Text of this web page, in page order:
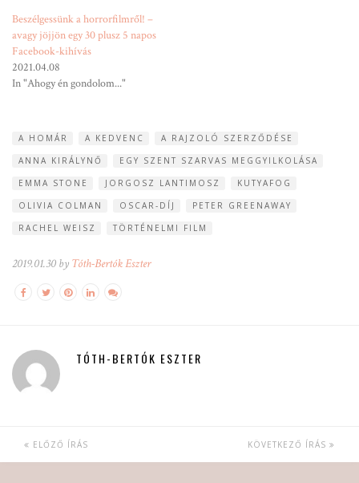
Beszélgessünk a horrorfilmről! –
avagy jöjjön egy 30 plusz 5 napos
Facebook-kihívás
2021.04.08
In "Ahogy én gondolom..."
A HOMÁR A KEDVENC
A RAJZOLÓ SZERZŐDÉSE
ANNA KIRÁLYNŐ
EGY SZENT SZARVAS MEGGYILKOLÁSA
EMMA STONE
JORGOSZ LANTIMOSZ
KUTYAFOG
OLIVIA COLMAN
OSCAR-DÍJ
PETER GREENAWAY
RACHEL WEISZ
TÖRTÉNELMI FILM
2019.01.30 by Tóth-Bertók Eszter
TÓTH-BERTÓK ESZTER
ELŐZŐ ÍRÁS KÖVETKEZŐ ÍRÁS